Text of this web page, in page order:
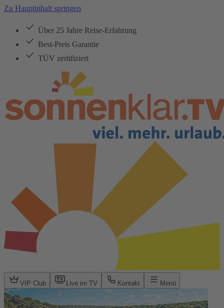
Zu Hauptinhalt springen
Über 25 Jahre Reise-Erfahrung
Best-Preis Garantie
TÜV zertifiziert
VIP Club Live im TV Kontakt Menü